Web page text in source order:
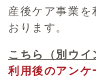
産後ケア事業を
おります。
こちら （別ウ
利用後のアンケ